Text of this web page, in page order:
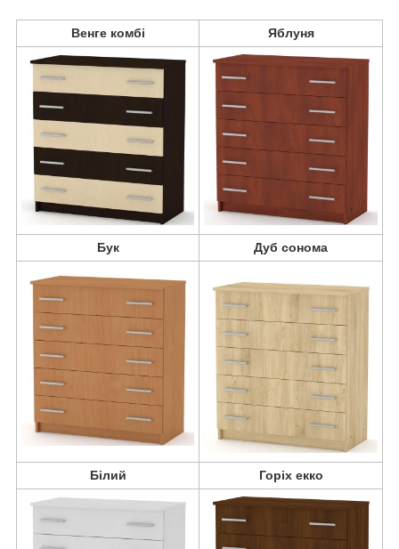
Венге комбі Яблуня
Бук Дуб сонома
Білий Горіх екко